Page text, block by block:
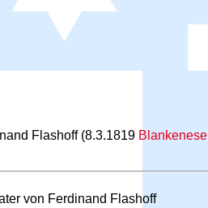
Flashoff (8.3.1819 Blankenese
von Ferdinand Flashoff